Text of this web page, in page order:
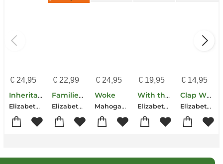
€24,95
Inheritance
Elizabeth Acevedo
€22,99
Familietraditie
Elizabeth Acevedo
€ 24,95
Woke
Mahogany L. Browne-Elizabeth Acevedo-Olivia Gatwood
€ 19,95
With the Fire on High
Elizabeth Acevedo
€ 14,95
Clap When You Land
Elizabeth Acevedo